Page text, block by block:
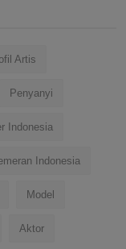
Artis
Penyanyi
Indonesia
Indonesia
Model
Aktor